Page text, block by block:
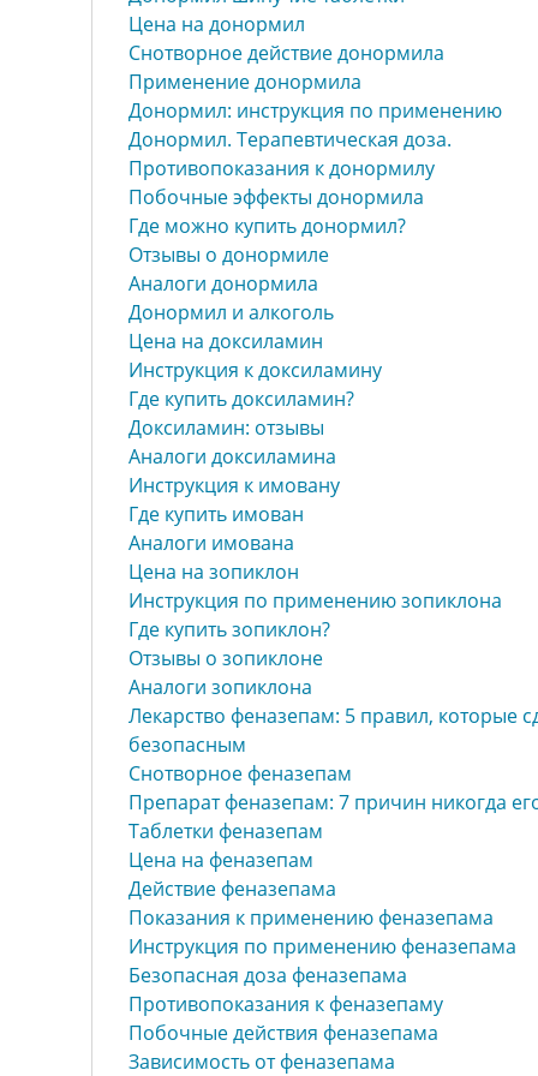
Цена на донормил
Снотворное действие донормила
Применение донормила
Донормил: инструкция по применению
Донормил. Терапевтическая доза.
Противопоказания к донормилу
Побочные эффекты донормила
Где можно купить донормил?
Отзывы о донормиле
Аналоги донормила
Донормил и алкоголь
Цена на доксиламин
Инструкция к доксиламину
Где купить доксиламин?
Доксиламин: отзывы
Аналоги доксиламина
Инструкция к имовану
Где купить имован
Аналоги имована
Цена на зопиклон
Инструкция по применению зопиклона
Где купить зопиклон?
Отзывы о зопиклоне
Аналоги зопиклона
Лекарство феназепам: 5 правил, которые
безопасным
Снотворное феназепам
Препарат феназепам: 7 причин никогда
Таблетки феназепам
Цена на феназепам
Действие феназепама
Показания к применению феназепама
Инструкция по применению феназепама
Безопасная доза феназепама
Противопоказания к феназепаму
Побочные действия феназепама
Зависимость от феназепама